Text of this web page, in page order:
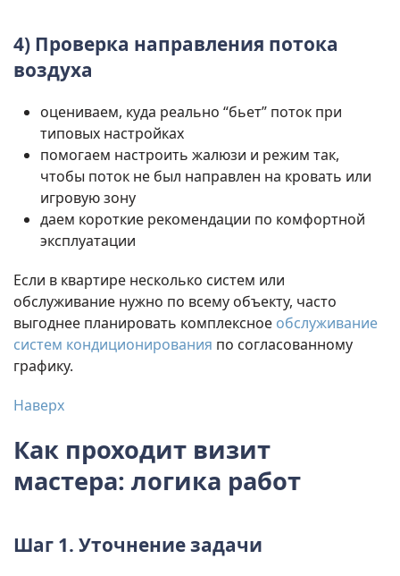
4) Проверка направления потока
воздуха
оцениваем, куда реально “бьет” поток при
типовых настройках
помогаем настроить жалюзи и режим так,
чтобы поток не был направлен на кровать или
игровую зону
даем короткие рекомендации по комфортной
эксплуатации
Если в квартире несколько систем или
обслуживание нужно по всему объекту, часто
выгоднее планировать комплексное обслуживание
систем кондиционирования по согласованному
графику.
Наверх
Как проходит визит
мастера: логика работ
Шаг 1. Уточнение задачи